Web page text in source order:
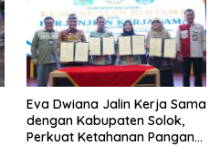
Eva Dwiana Jalin Kerja Sama
dengan Kabupaten Solok,
Perkuat Ketahanan Pangan